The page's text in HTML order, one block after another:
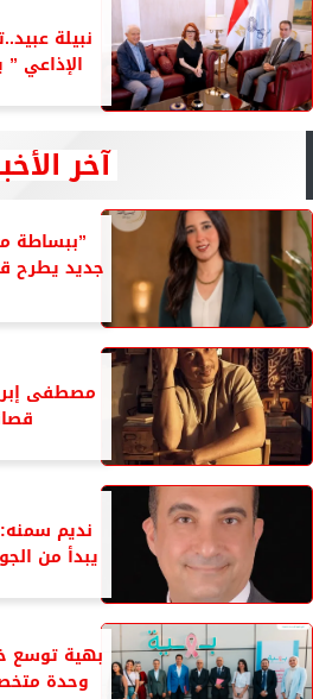
نبيلة
الإذاعي
آخر
”ببساطة
جديد يطرح
مصطفى
نديم سمنه:
يبدأ من
بهية توسع
وحدة